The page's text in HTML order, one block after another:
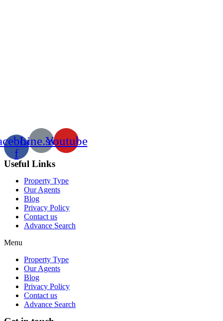
f
Line.svgYoutube
Useful Links
Property Type
Our Agents
Blog
Privacy Policy
Contact us
Advance Search
Menu
Property Type
Our Agents
Blog
Privacy Policy
Contact us
Advance Search